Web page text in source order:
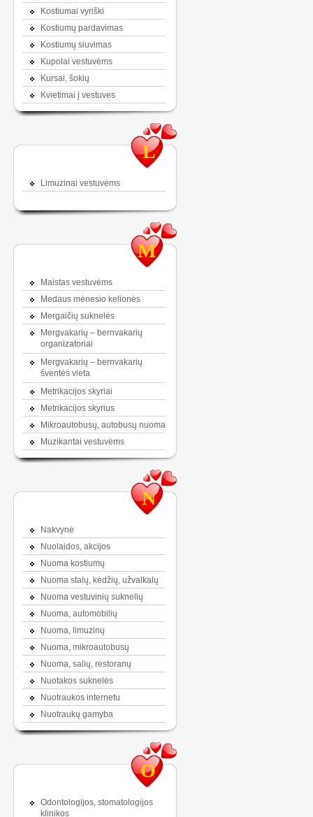
Kostiumai vyriški
Kostiumų pardavimas
Kostiumų siuvimas
Kupolai vestuvėms
Kursai, šokių
Kvietimai į vestuves
L
Limuzinai vestuvėms
M
Maistas vestuvėms
Medaus mėnesio kelionės
Mergaičių suknelės
Mergvakarių – bernvakarių
organizatoriai
Mergvakarių – bernvakarių
šventės vieta
Metrikacijos skyriai
Metrikacijos skyrius
Mikroautobusų, autobusų nuoma
Muzikantai vestuvėms
N
Nakvynė
Nuolaidos, akcijos
Nuoma kostiumų
Nuoma stalų, kėdžių, užvalkalų
Nuoma vestuvinių suknelių
Nuoma, automobilių
Nuoma, limuzinų
Nuoma, mikroautobusų
Nuoma, salių, restoranų
Nuotakos suknelės
Nuotraukos internetu
Nuotraukų gamyba
O
Odontologijos, stomatologijos
klinikos